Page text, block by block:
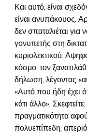
Και αυτό, είναι
είναι ανυπάκουος.
δεν σπαταλιέται για
γονυπετής στη
κυριολεκτικού.
κόσμο, τον
δήλωση, λέγοντας
«Αυτό που ήδη έχει
κάτι άλλο».
πραγματικότητα
πολυεπίπεδη,